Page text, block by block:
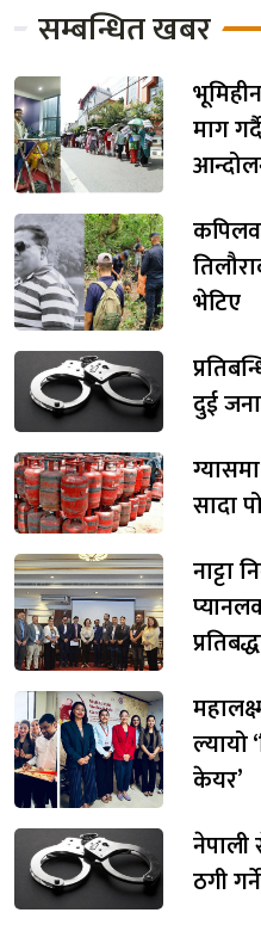
सम्बन्धित खबर
माग
भेटिए
दुई
सादा
नाट्टा
ल्यायो
केयर’
नेपाली
ठगी